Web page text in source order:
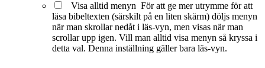
Visa alltid menyn För att ge mer utrymme för att
läsa bibeltexten (särskilt på en liten skärm) döljs menyn
när man skrollar nedåt i läs-vyn, men visas när man
scrollar upp igen. Vill man alltid visa menyn så kryssa i
detta val. Denna inställning gäller bara läs-vyn.